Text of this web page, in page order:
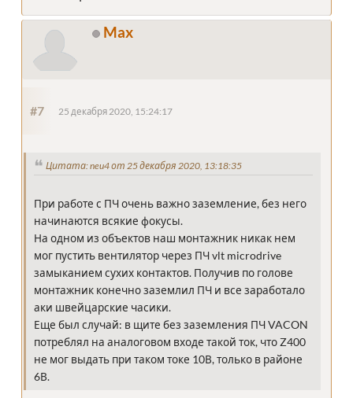
Max
#7 25 декабря 2020, 15:24:17
Цитата: neu4 от 25 декабря 2020, 13:18:35
При работе с ПЧ очень важно заземление, без него
начинаются всякие фокусы.
На одном из объектов наш монтажник никак нем
мог пустить вентилятор через ПЧ vlt microdrive
замыканием сухих контактов. Получив по голове
монтажник конечно заземлил ПЧ и все заработало
аки швейцарские часики.
Еще был случай: в щите без заземления ПЧ VACON
потреблял на аналоговом входе такой ток, что Z400
не мог выдать при таком токе 10В, только в районе
6В.